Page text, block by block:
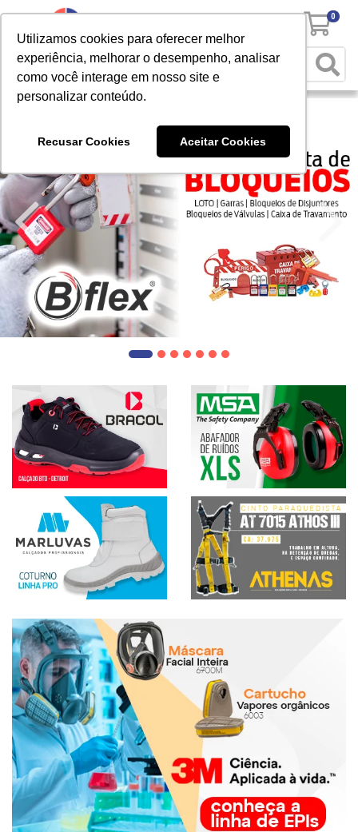
Utilizamos cookies para oferecer melhor
experiência, melhorar o desempenho, analisar
como você interage em nosso site e
personalizar conteúdo.
Recusar Cookies Aceitar Cookies
0